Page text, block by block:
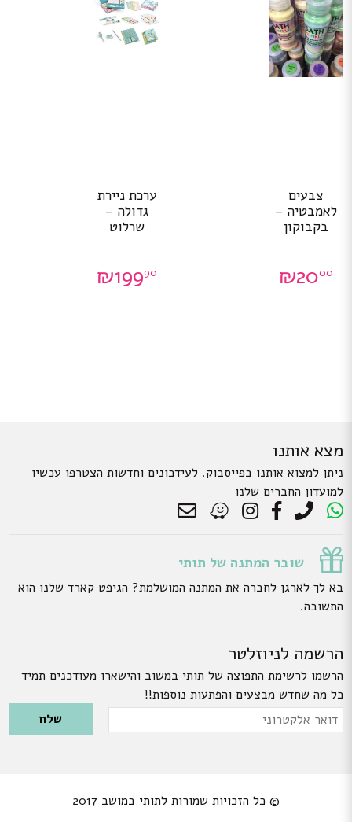
צבעים
לאמבטיה –
בקבוקון
₪2000
ערכת ניירת
גדולה –
שרלוט
₪19990
מצא אותנו
ניתן למצוא אותנו בפייסבוק. לעידכונים וחדשות הצטרפו עכשיו
למועדון החברים שלנו
שובר המתנה של תותי
בא לך לארגן לחברה את המתנה המושלמת? הגיפט קארד שלנו הוא
התשובה.
הרשמה לניוזלטר
הרשמו לרשימת התפוצה של תותי במשוב והישארו מעודכנים תמיד
כל מה שחדש מבצעים והפתעות נוספות!!
Please leave this field empty.
דואר
© כל הזכויות שמורות לתותי במושב 2017